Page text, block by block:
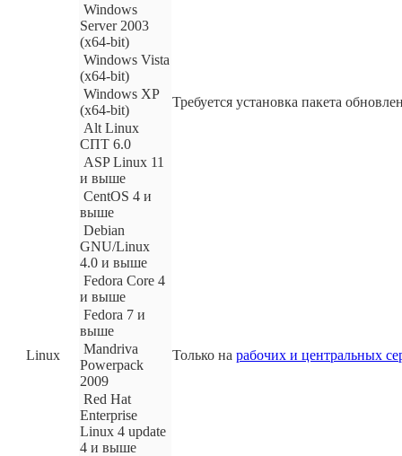
Windows
Server 2003
(x64-bit)
Windows Vista
(x64-bit)
Windows XP
(x64-bit)
Требуется установка пакета
Linux
Alt Linux
СПТ 6.0
Только на рабочих и центральных
ASP Linux 11
и выше
CentOS 4 и
выше
Debian
GNU/Linux
4.0 и выше
Fedora Core 4
и выше
Fedora 7 и
выше
Mandriva
Powerpack
2009
Red Hat
Enterprise
Linux 4 update
4 и выше